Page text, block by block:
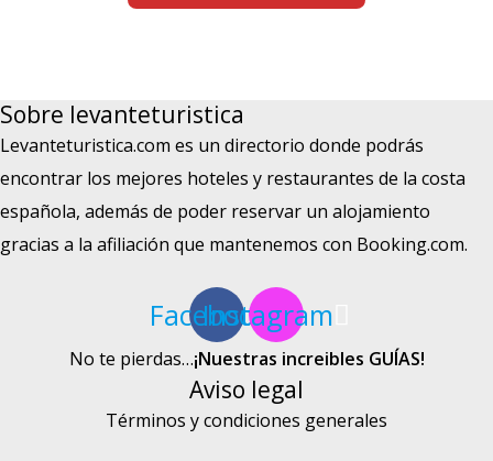
Sobre levanteturistica
Levanteturistica.com es un directorio donde podrás
encontrar los mejores hoteles y restaurantes de la costa
española, además de poder reservar un alojamiento
gracias a la afiliación que mantenemos con Booking.com.
Facebook
Instagram
No te pierdas…¡Nuestras increibles GUÍAS!
Aviso legal
Términos y condiciones generales